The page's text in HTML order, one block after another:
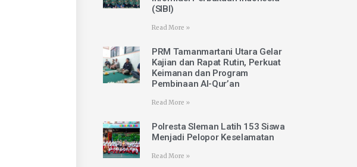
(SIBI)
Read More »
PRM Tamanmartani Utara Gelar
Kajian dan Rapat Rutin, Perkuat
Keimanan dan Program
Pembinaan Al-Qur’an
Read More »
Polresta Sleman Latih 153 Siswa
Menjadi Pelopor Keselamatan
Read More »